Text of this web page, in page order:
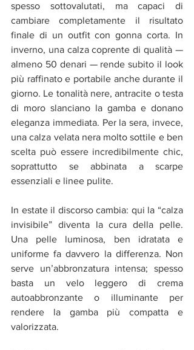
spesso sottovalutati, ma capaci di
cambiare completamente il risultato
finale di un outfit con gonna corta. In
inverno, una calza coprente di qualità —
almeno 50 denari — rende subito il look
più raffinato e portabile anche durante il
giorno. Le tonalità nere, antracite o testa
di moro slanciano la gamba e donano
eleganza immediata. Per la sera, invece,
una calza velata nera molto sottile e ben
scelta può essere incredibilmente chic,
soprattutto se abbinata a scarpe
essenziali e linee pulite.
In estate il discorso cambia: qui la “calza
invisibile” diventa la cura della pelle.
Una pelle luminosa, ben idratata e
uniforme fa davvero la differenza. Non
serve un’abbronzatura intensa; spesso
basta un velo leggero di crema
autoabbronzante o illuminante per
rendere la gamba più compatta e
valorizzata.